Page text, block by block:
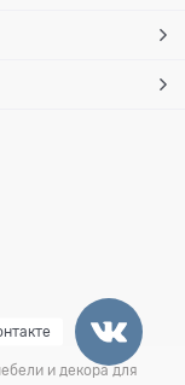
и декора для